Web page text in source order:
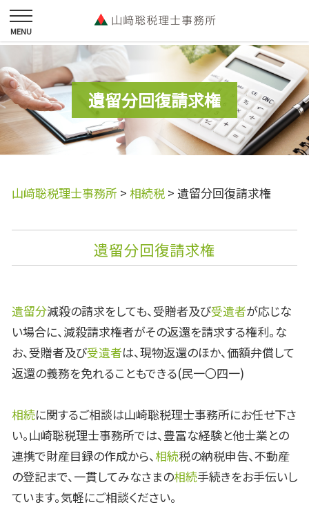
遺留分回復請求権
山﨑聡税理士事務所 > 相続税 > 遺留分回復請求権
遺留分回復請求権
遺留分減殺の請求をしても、受贈者及び受遺者が応じな
い場合に、減殺請求権者がその返還を請求する権利。な
お、受贈者及び受遺者は、現物返還のほか、価額弁償して
返還の義務を免れることもできる(民一〇四一)
相続に関するご相談は山崎聡税理士事務所にお任せ下さ
い。山崎聡税理士事務所では、豊富な経験と他士業との
連携で財産目録の作成から、相続税の納税申告、不動産
の登記まで、一貫してみなさまの相続手続きをお手伝いし
ています。気軽にご相談ください。